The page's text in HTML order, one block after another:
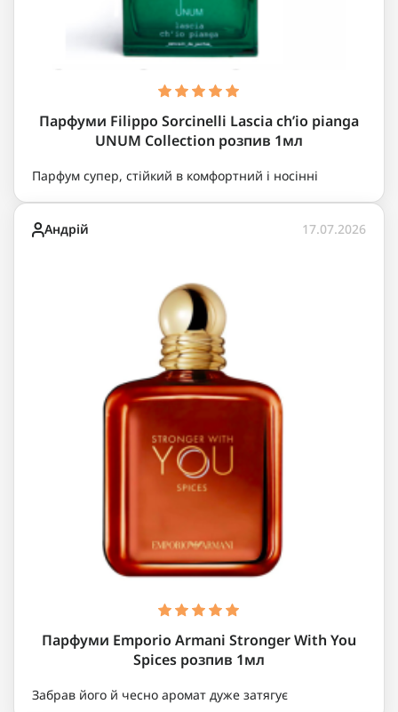
Парфуми Filippo Sorcinelli Lascia ch’io pianga
UNUM Collection розпив 1мл
Парфум супер, стійкий в комфортний і носінні
Андрій 17.07.2026
Парфуми Emporio Armani Stronger With You
Spices розпив 1мл
Забрав його й чесно аромат дуже затягує